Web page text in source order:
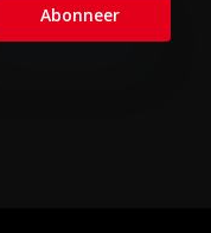
Abonneer